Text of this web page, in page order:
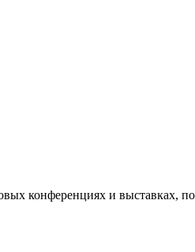
конференциях и выставках,